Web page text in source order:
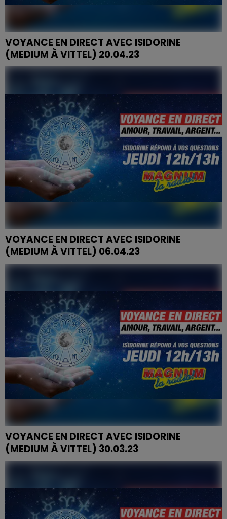
VOYANCE EN DIRECT AVEC ISIDORINE
(MEDIUM À VITTEL) 20.04.23
VOYANCE EN DIRECT AVEC ISIDORINE
(MEDIUM À VITTEL) 06.04.23
VOYANCE EN DIRECT AVEC ISIDORINE
(MEDIUM À VITTEL) 30.03.23